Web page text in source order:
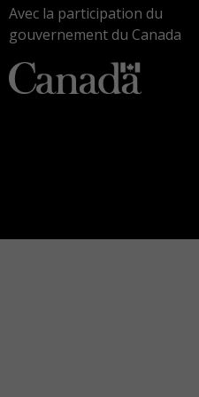
Avec la participation du
gouvernement du Canada